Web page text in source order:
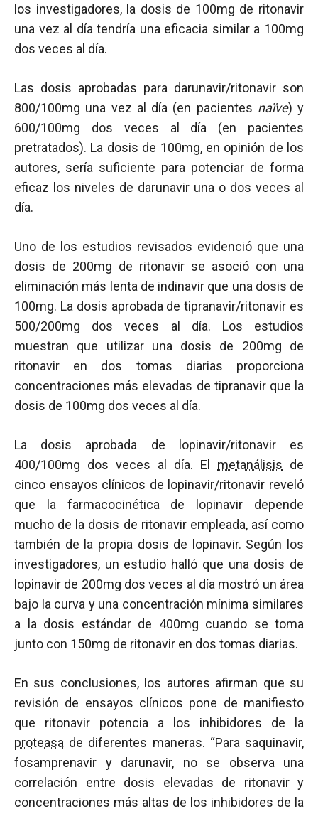
los investigadores, la dosis de 100mg de ritonavir
una vez al día tendría una eficacia similar a 100mg
dos veces al día.
Las dosis aprobadas para darunavir/ritonavir son
800/100mg una vez al día (en pacientes naïve) y
600/100mg dos veces al día (en pacientes
pretratados). La dosis de 100mg, en opinión de los
autores, sería suficiente para potenciar de forma
eficaz los niveles de darunavir una o dos veces al
día.
Uno de los estudios revisados evidenció que una
dosis de 200mg de ritonavir se asoció con una
eliminación más lenta de indinavir que una dosis de
100mg. La dosis aprobada de tipranavir/ritonavir es
500/200mg dos veces al día. Los estudios
muestran que utilizar una dosis de 200mg de
ritonavir en dos tomas diarias proporciona
concentraciones más elevadas de tipranavir que la
dosis de 100mg dos veces al día.
La dosis aprobada de lopinavir/ritonavir es
400/100mg dos veces al día. El metanálisis de
cinco ensayos clínicos de lopinavir/ritonavir reveló
que la farmacocinética de lopinavir depende
mucho de la dosis de ritonavir empleada, así como
también de la propia dosis de lopinavir. Según los
investigadores, un estudio halló que una dosis de
lopinavir de 200mg dos veces al día mostró un área
bajo la curva y una concentración mínima similares
a la dosis estándar de 400mg cuando se toma
junto con 150mg de ritonavir en dos tomas diarias.
En sus conclusiones, los autores afirman que su
revisión de ensayos clínicos pone de manifiesto
que ritonavir potencia a los inhibidores de la
proteasa de diferentes maneras. “Para saquinavir,
fosamprenavir y darunavir, no se observa una
correlación entre dosis elevadas de ritonavir y
concentraciones más altas de los inhibidores de la